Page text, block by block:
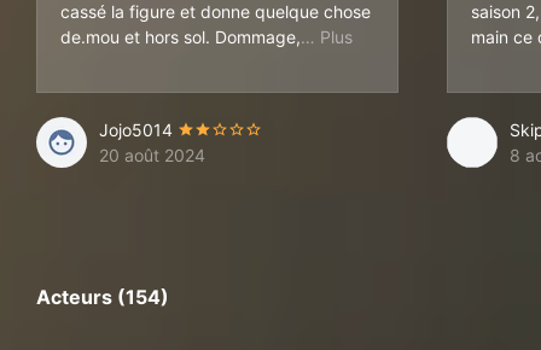
cassé la figure et donne quelque chose
de.mou et hors sol. Dommage,
la série avait un super
Jojo5014
20 août 2024
saison
main ce
8
Acteurs (154)